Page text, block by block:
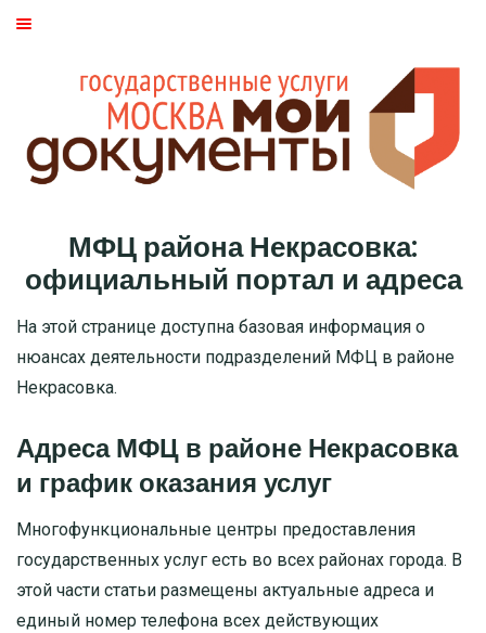
МФЦ района Некрасовка:
официальный портал и адреса
На этой странице доступна базовая информация о
нюансах деятельности подразделений МФЦ в районе
Некрасовка.
Адреса МФЦ в районе Некрасовка
и график оказания услуг
Многофункциональные центры предоставления
государственных услуг есть во всех районах города. В
этой части статьи размещены актуальные адреса и
единый номер телефона всех действующих
СТАТЬИ
БАСМАННЫЙ РАЙОН
МОЖАЙСКИЙ
САО
МОСКОВСКАЯ ОБЛАСТЬ
ПУШКИНО